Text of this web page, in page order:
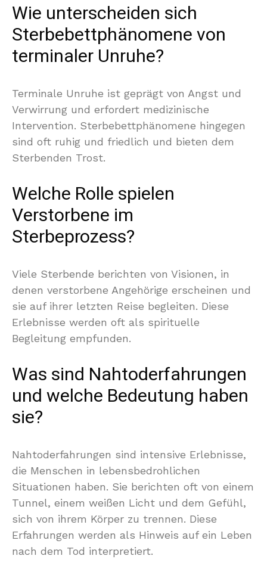
Wie unterscheiden sich
Sterbebettphänomene von
terminaler Unruhe?
Terminale Unruhe ist geprägt von Angst und
Verwirrung und erfordert medizinische
Intervention. Sterbebettphänomene hingegen
sind oft ruhig und friedlich und bieten dem
Sterbenden Trost.
Welche Rolle spielen
Verstorbene im
Sterbeprozess?
Viele Sterbende berichten von Visionen, in
denen verstorbene Angehörige erscheinen und
sie auf ihrer letzten Reise begleiten. Diese
Erlebnisse werden oft als spirituelle
Begleitung empfunden.
Was sind Nahtoderfahrungen
und welche Bedeutung haben
sie?
Nahtoderfahrungen sind intensive Erlebnisse,
die Menschen in lebensbedrohlichen
Situationen haben. Sie berichten oft von einem
Tunnel, einem weißen Licht und dem Gefühl,
sich von ihrem Körper zu trennen. Diese
Erfahrungen werden als Hinweis auf ein Leben
nach dem Tod interpretiert.